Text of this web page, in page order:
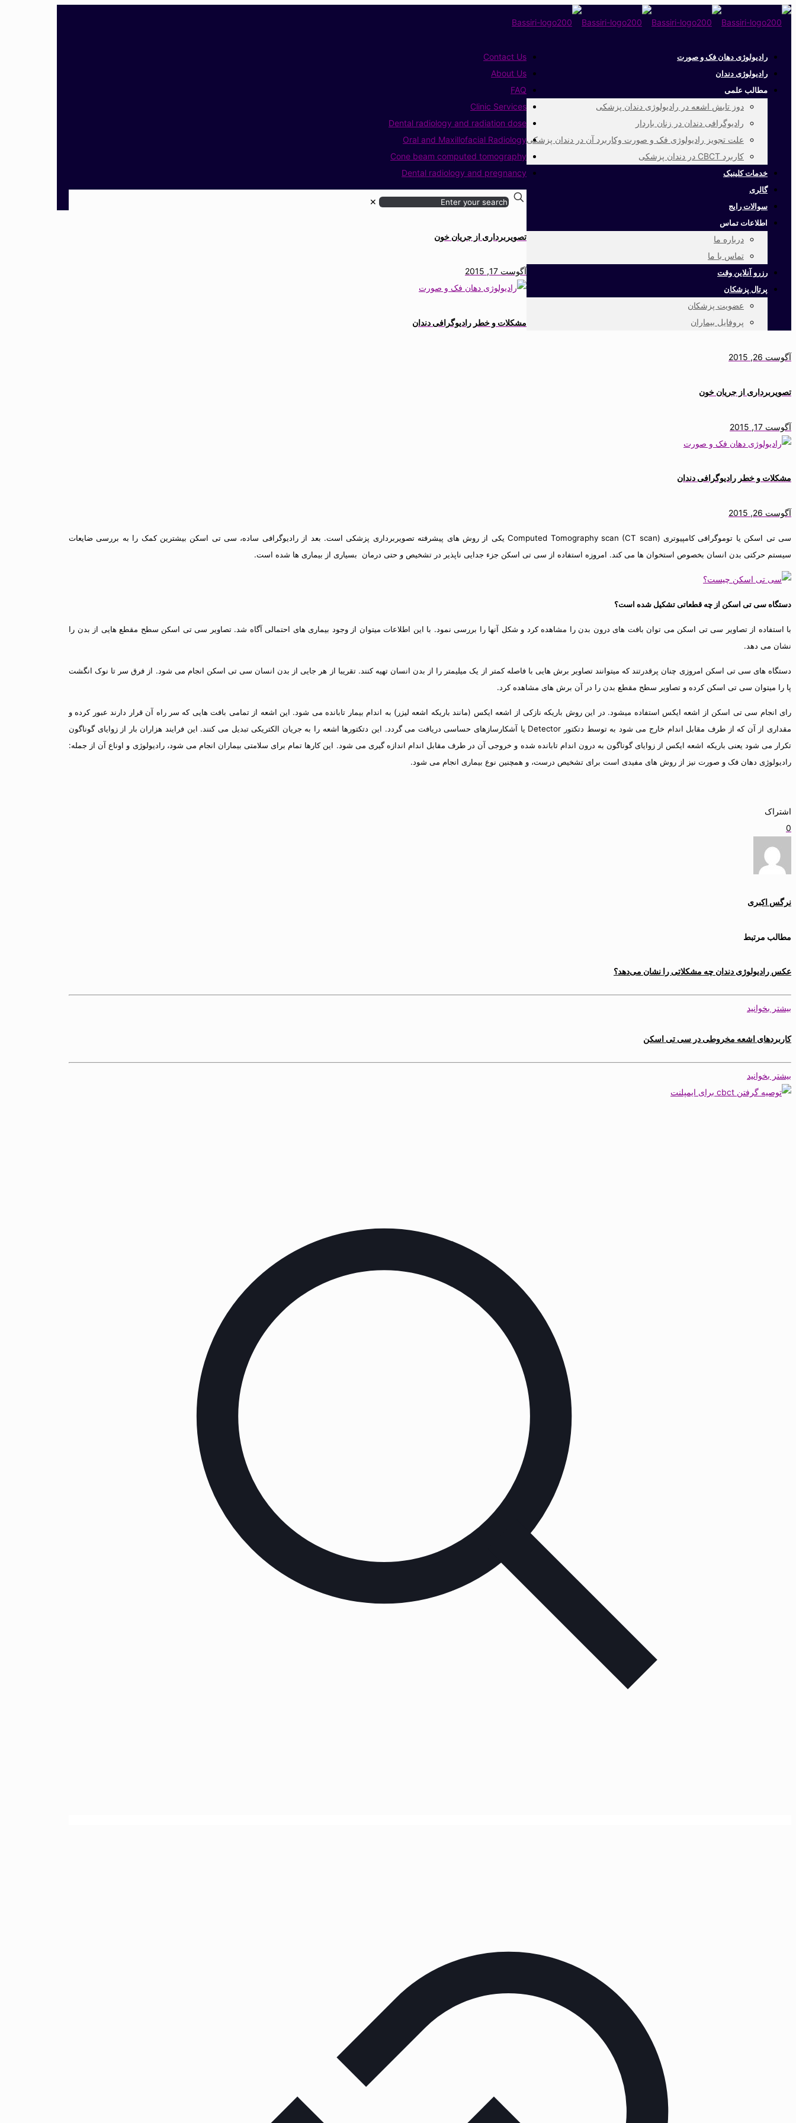
رادیولوژی دهان فک و صورت
رادیولوژی دندان
مطالب علمی
دوز تابش اشعه در رادیولوژی دندان پزشکی
رادیوگرافی دندان در زنان باردار
علت تجویز رادیولوژی فک و صورت وکاربرد آن در دندان پزشکی
کاربرد CBCT در دندان پزشکی
خدمات کلینیک
گالری
سوالات رایج
اطلاعات تماس
درباره ما
تماس با ما
رزرو آنلاین وقت
پرتال پزشکان
عضویت پزشکان
پروفایل بیماران
Contact Us
About Us
FAQ
Clinic Services
Dental radiology and radiation dose
Oral and Maxillofacial Radiology
Cone beam computed tomography
Dental radiology and pregnancy
✕
تصویربرداری از جریان خون
آگوست 17, 2015
مشکلات و خطر رادیوگرافی دندان
آگوست 26, 2015
تصویربرداری از جریان خون
آگوست 17, 2015
مشکلات و خطر رادیوگرافی دندان
آگوست 26, 2015
سی تی اسکن یا توموگرافی کامپیوتری (Computed Tomography scan (CT scan یکی از روش های پیشرفته تصویربرداری پزشکی است. بعد از رادیوگرافی ساده، سی تی اسکن بیشترین کمک را به بررسی ضایعات
سیستم حرکتی بدن انسان بخصوص استخوان ها می کند. امروزه استفاده از سی تی اسکن جزء جدایی ناپذیر در تشخیص و حتی درمان بسیاری از بیماری ها شده است.
دستگاه سی تی اسکن از چه قطعاتی تشکیل شده است؟
با استفاده از تصاویر سی تی اسکن می توان بافت های درون بدن را مشاهده کرد و شکل آنها را بررسی نمود. با این اطلاعات میتوان از وجود بیماری های احتمالی آگاه شد. تصاویر سی تی اسکن سطح مقطع هایی از بدن را
نشان می دهد.
دستگاه های سی تی اسکن امروزی چنان پرقدرتند که میتوانند تصاویر برش هایی با فاصله کمتر از یک میلیمتر را از بدن انسان تهیه کنند. تقریبا از هر جایی از بدن انسان سی تی اسکن انجام می شود. از فرق سر تا نوک انگشت
پا را میتوان سی تی اسکن کرده و تصاویر سطح مقطع بدن را در آن برش های مشاهده کرد.
رای انجام سی تی اسکن از اشعه ایکس استفاده میشود. در این روش باریکه نازکی از اشعه ایکس (مانند باریکه اشعه لیزر) به اندام بیمار تابانده می شود. این اشعه از تمامی بافت هایی که سر راه آن قرار دارند عبور کرده و
مقداری از آن که از طرف مقابل اندام خارج می شود به توسط دتکتور Detector یا آشکارسازهای حساسی دریافت می گردد. این دتکتورها اشعه را به جریان الکتریکی تبدیل می کنند. این فرایند هزاران بار از زوایای گوناگون
تکرار می شود یعنی باریکه اشعه ایکس از زوایای گوناگون به درون اندام تابانده شده و خروجی آن در طرف مقابل اندام اندازه گیری می شود. این کارها تمام برای سلامتی بیماران انجام می شود، رادیولوژی و اوناع آن از جمله:
رادیولوژی دهان فک و صورت نیز از روش های مفیدی است برای تشخیص درست، و همچنین نوع بیماری انجام می شود.
اشتراک
0
نرگس اکبری
مطالب مرتبط
عکس رادیولوژی دندان چه مشکلاتی را نشان می‌دهد؟
بیشتر بخوانید
کاربردهای اشعه مخروطی در سی تی اسکن
بیشتر بخوانید